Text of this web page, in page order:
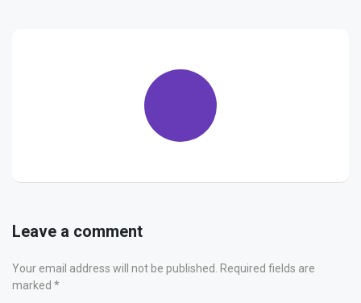
Leave a comment
Your email address will not be published. Required fields are
marked *